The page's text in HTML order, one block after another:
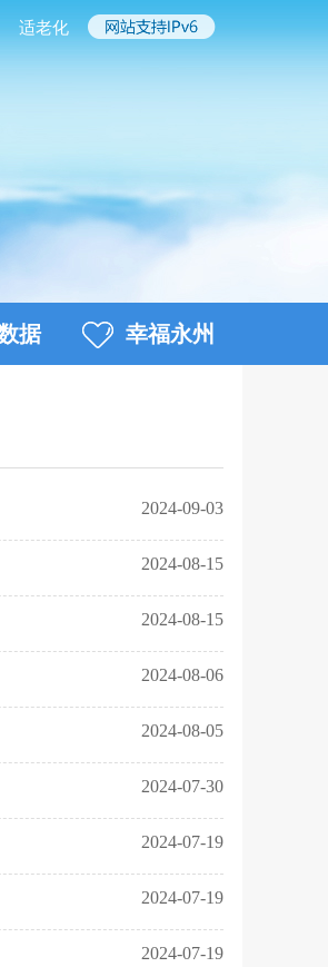
适老化
据 幸福永州
2024-09-03
2024-08-15
2024-08-15
2024-08-06
2024-08-05
2024-07-30
2024-07-19
2024-07-19
2024-07-19